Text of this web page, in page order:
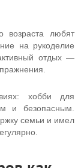
возраста любят
на рукоделие
отдых —
хобби для
и безопасным.
семьи и имел